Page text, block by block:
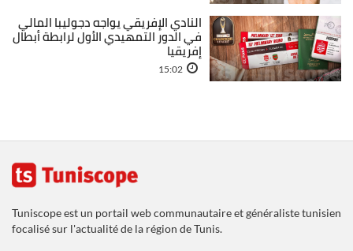
النادي الإفريقي يواجه دجوليبا المالي
في الدور التمهيدي الأول لرابطة أبطال
إفريقيا
15:02
Tuniscope est un portail web communautaire et généraliste tunisien
focalisé sur l'actualité de la région de Tunis.